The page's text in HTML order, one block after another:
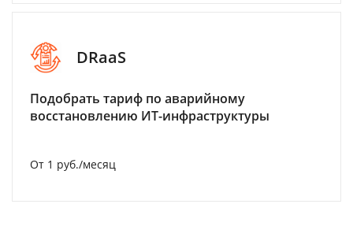
DRaaS
Подобрать тариф по аварийному
восстановлению ИТ-инфраструктуры
От 1 руб./месяц